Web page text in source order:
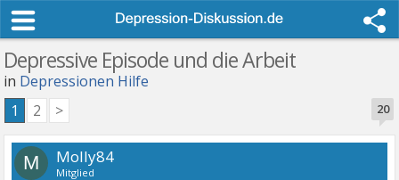
Depressive Episode und die Arbeit
in Depressionen Hilfe
20
1 2 >
M Molly84
Mitglied